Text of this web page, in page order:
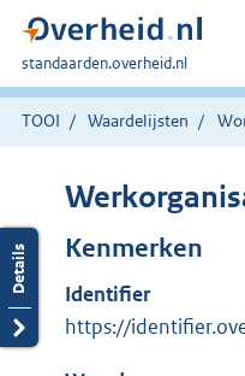
U
bent
hier:
standaarden.overheid.nl
TOOI Waardelijsten
Kenmerken
Identifier
https://